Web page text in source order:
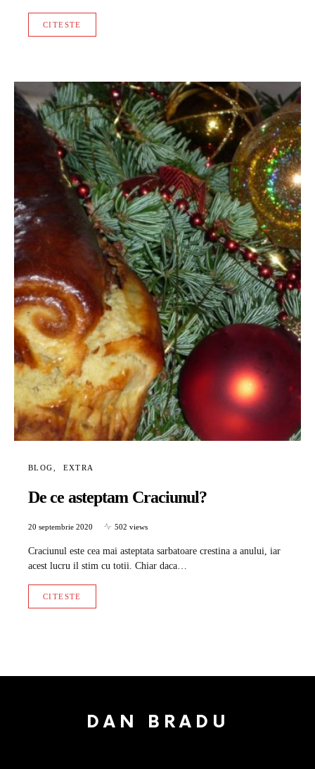
CITESTE
BLOG EXTRA
De ce asteptam Craciunul?
20 septembrie 2020 502 views
Craciunul este cea mai asteptata sarbatoare crestina a anului, iar
acest lucru il stim cu totii. Chiar daca…
CITESTE
DAN BRADU